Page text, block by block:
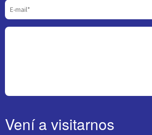
Vení a visitarnos